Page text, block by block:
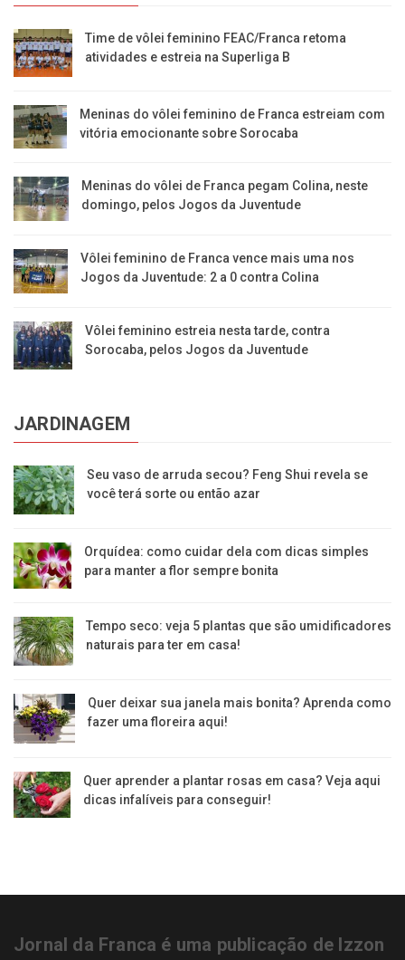
Time de vôlei feminino FEAC/Franca retoma
atividades e estreia na Superliga B
Meninas do vôlei feminino de Franca estreiam com
vitória emocionante sobre Sorocaba
Meninas do vôlei de Franca pegam Colina, neste
domingo, pelos Jogos da Juventude
Vôlei feminino de Franca vence mais uma nos
Jogos da Juventude: 2 a 0 contra Colina
Vôlei feminino estreia nesta tarde, contra
Sorocaba, pelos Jogos da Juventude
JARDINAGEM
Seu vaso de arruda secou? Feng Shui revela se
você terá sorte ou então azar
Orquídea: como cuidar dela com dicas simples
para manter a flor sempre bonita
Tempo seco: veja 5 plantas que são umidificadores
naturais para ter em casa!
Quer deixar sua janela mais bonita? Aprenda como
fazer uma floreira aqui!
Quer aprender a plantar rosas em casa? Veja aqui
dicas infalíveis para conseguir!
Jornal da Franca é uma publicação de Izzon